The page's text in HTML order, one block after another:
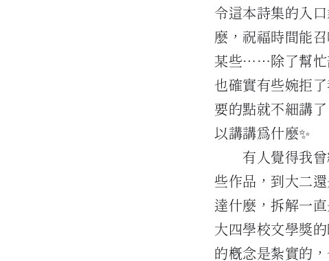
令這本詩集的入
麼，祝福時間能
某些……除了幫忙
也確實有些婉拒
要的點就不細講
以講講為什麼✨
有人覺得我
些作品，到大二
達什麼，拆解一
大四學校文學獎
的概念是紮實的